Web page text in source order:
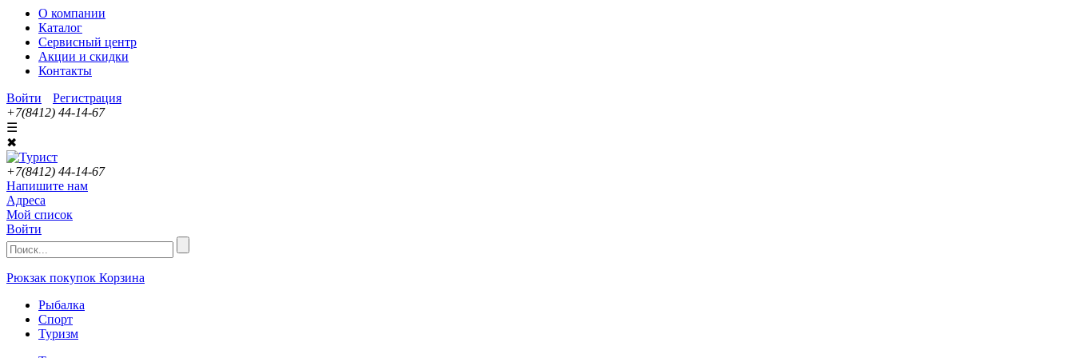
О компании
Каталог
Сервисный центр
Акции и скидки
Контакты
Войти
Регистрация
+7(8412) 44-14-67
☰
✖
+7(8412) 44-14-67
Напишите нам
Адреса
Мой список
Войти
Рюкзак покупок Корзина
Рыбалка
Спорт
Туризм